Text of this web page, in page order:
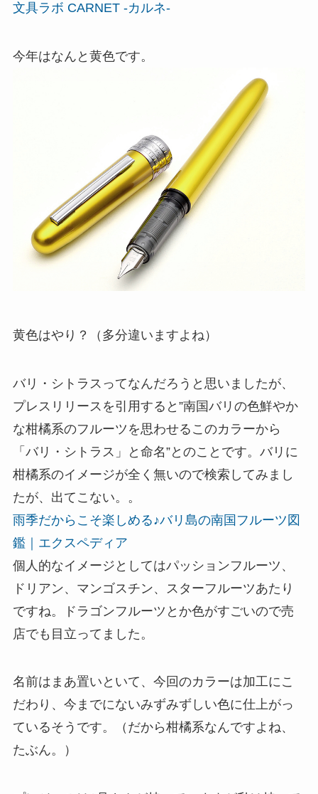
文具ラボ CARNET -カルネ-
今年はなんと黄色です。
黄色はやり？（多分違いますよね）
バリ・シトラスってなんだろうと思いましたが、
プレスリリースを引用すると”南国バリの色鮮やか
な柑橘系のフルーツを思わせるこのカラーから
「バリ・シトラス」と命名”とのことです。バリに
柑橘系のイメージが全く無いので検索してみまし
たが、出てこない。。
雨季だからこそ楽しめる♪バリ島の南国フルーツ図
鑑｜エクスペディア
個人的なイメージとしてはパッションフルーツ、
ドリアン、マンゴスチン、スターフルーツあたり
ですね。ドラゴンフルーツとか色がすごいので売
店でも目立ってました。
名前はまあ置いといて、今回のカラーは加工にこ
だわり、今までにないみずみずしい色に仕上がっ
ているそうです。（だから柑橘系なんですよね、
たぶん。）